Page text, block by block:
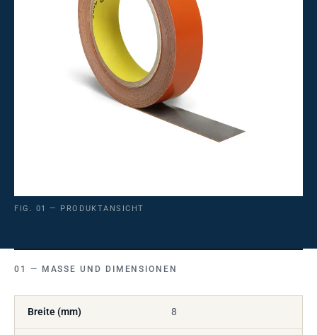
FIG. 01 — PRODUKTANSICHT
MASSE UND DIMENSIONEN
Breite (mm) 8